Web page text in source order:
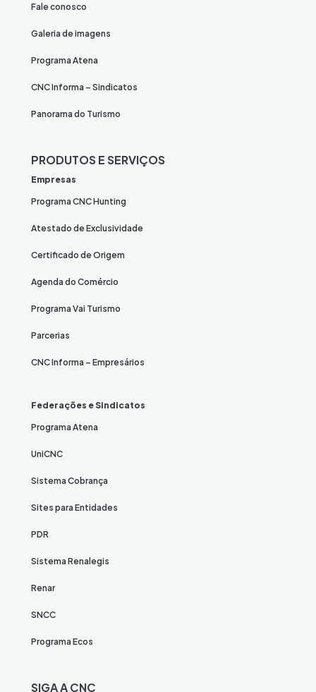
Fale conosco
Galeria de imagens
Programa Atena
CNC Informa – Sindicatos
Panorama do Turismo
PRODUTOS E SERVIÇOS
Empresas
Programa CNC Hunting
Atestado de Exclusividade
Certificado de Origem
Agenda do Comércio
Programa Vai Turismo
Parcerias
CNC Informa – Empresários
Federações e Sindicatos
Programa Atena
UniCNC
Sistema Cobrança
Sites para Entidades
PDR
Sistema Renalegis
Renar
SNCC
Programa Ecos
SIGA A CNC